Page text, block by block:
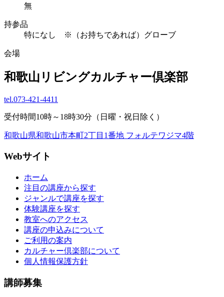
無
持参品
特になし ※（お持ちであれば）グローブ
会場
和歌山リビングカルチャー倶楽部
tel.073-421-4411
受付時間10時～18時30分（日曜・祝日除く）
和歌山県和歌山市本町2丁目1番地 フォルテワジマ4階
Webサイト
ホーム
注目の講座から探す
ジャンルで講座を探す
体験講座を探す
教室へのアクセス
講座の申込みについて
ご利用の案内
カルチャー倶楽部について
個人情報保護方針
講師募集